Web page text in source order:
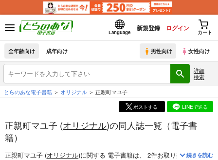
Language
新規登録 ログイン
カート
全年齢向け 成年向け 男性向け 女性向け
詳細
検索
とらのあな電子書籍 オリジナル 正親町マユ子
ポストする LINEで送る
正親町マユ子 (オリジナル)の同人誌一覧（電子書
籍）
正親町マユ子 (オリジナル)に関する 電子書籍は、 2件お取り扱いがござい
続きを読む